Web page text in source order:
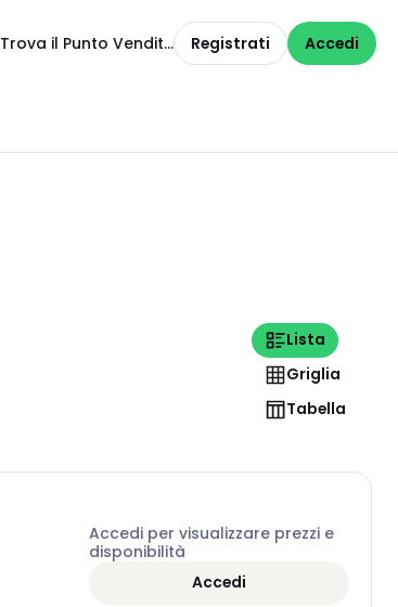
Trova il Punto Vendita Registrati Accedi
Lista
Griglia
Tabella
Accedi per visualizzare prezzi e
disponibilità
Accedi